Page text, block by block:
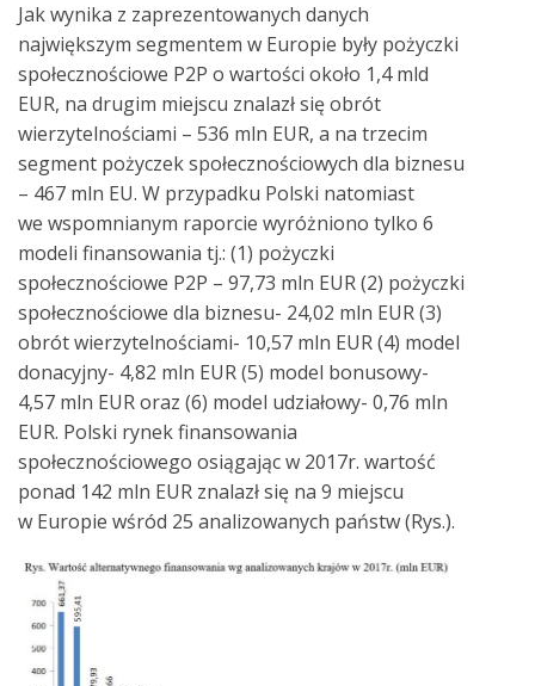
Jak wynika z zaprezentowanych danych
największym segmentem w Europie były pożyczki
społecznościowe P2P o wartości około 1,4 mld
EUR, na drugim miejscu znalazł się obrót
wierzytelnościami – 536 mln EUR, a na trzecim
segment pożyczek społecznościowych dla biznesu
– 467 mln EU. W przypadku Polski natomiast
we wspomnianym raporcie wyróżniono tylko 6
modeli finansowania tj.: (1) pożyczki
społecznościowe P2P – 97,73 mln EUR (2) pożyczki
społecznościowe dla biznesu- 24,02 mln EUR (3)
obrót wierzytelnościami- 10,57 mln EUR (4) model
donacyjny- 4,82 mln EUR (5) model bonusowy-
4,57 mln EUR oraz (6) model udziałowy- 0,76 mln
EUR. Polski rynek finansowania
społecznościowego osiągając w 2017r. wartość
ponad 142 mln EUR znalazł się na 9 miejscu
w Europie wśród 25 analizowanych państw (Rys.).